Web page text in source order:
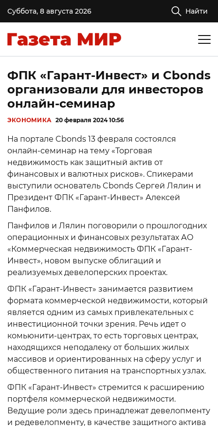
Суббота, 8 августа 2026 Найти
ФПК «Гарант-Инвест» и Cbonds
организовали для инвесторов
онлайн-семинар
ЭКОНОМИКА 20 февраля 2024 10:56
На портале Cbonds 13 февраля состоялся
онлайн-семинар на тему «Торговая
недвижимость как защитный актив от
финансовых и валютных рисков». Спикерами
выступили основатель Cbonds Сергей Лялин и
Президент ФПК «Гарант-Инвест» Алексей
Панфилов.
Панфилов и Лялин поговорили о прошлогодних
операционных и финансовых результатах АО
«Коммерческая недвижимость ФПК «Гарант-
Инвест», новом выпуске облигаций и
реализуемых девелоперских проектах.
ФПК «Гарант-Инвест» занимается развитием
формата коммерческой недвижимости, который
является одним из самых привлекательных с
инвестиционной точки зрения. Речь идет о
комьюнити-центрах, то есть торговых центрах,
находящихся неподалеку от больших жилых
массивов и ориентированных на сферу услуг и
общественного питания на транспортных узлах.
ФПК «Гарант-Инвест» стремится к расширению
портфеля коммерческой недвижимости.
Ведущие роли здесь принадлежат девелопменту
и редевелопменту, в качестве защитного актива